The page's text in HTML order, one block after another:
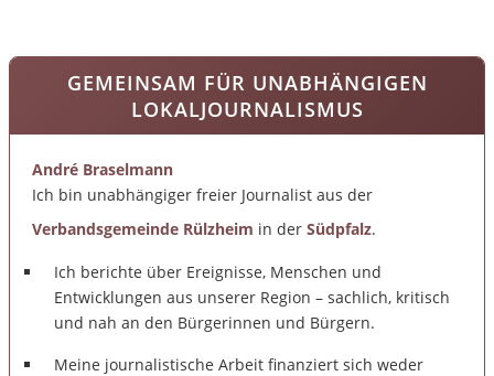
GEMEINSAM FÜR UNABHÄNGIGEN
LOKALJOURNALISMUS
André Braselmann
Ich bin unabhängiger freier Journalist aus der
Verbandsgemeinde Rülzheim in der Südpfalz.
Ich berichte über Ereignisse, Menschen und
Entwicklungen aus unserer Region – sachlich, kritisch
und nah an den Bürgerinnen und Bürgern.
Meine journalistische Arbeit finanziert sich weder